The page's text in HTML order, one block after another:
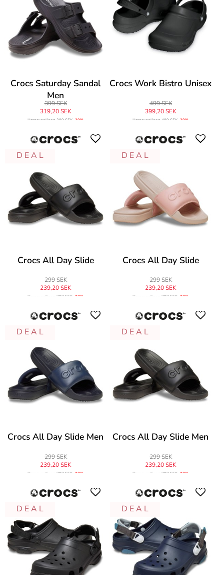
Crocs Saturday Sandal
Men
399 SEK
319,20 SEK
Ursprungligen399 SEK -20%
Crocs Work Bistro Unisex
499 SEK
399,20 SEK
Ursprungligen 499 SEK -20%
D E A L
Crocs All Day Slide
299 SEK
239,20 SEK
Ursprungligen299 SEK -20%
D E A L
Crocs All Day Slide
299 SEK
239,20 SEK
Ursprungligen299 SEK -20%
D E A L
Crocs All Day Slide Men
299 SEK
239,20 SEK
Ursprungligen299 SEK -20%
D E A L
Crocs All Day Slide Men
299 SEK
239,20 SEK
Ursprungligen299 SEK -20%
D E A L D E A L